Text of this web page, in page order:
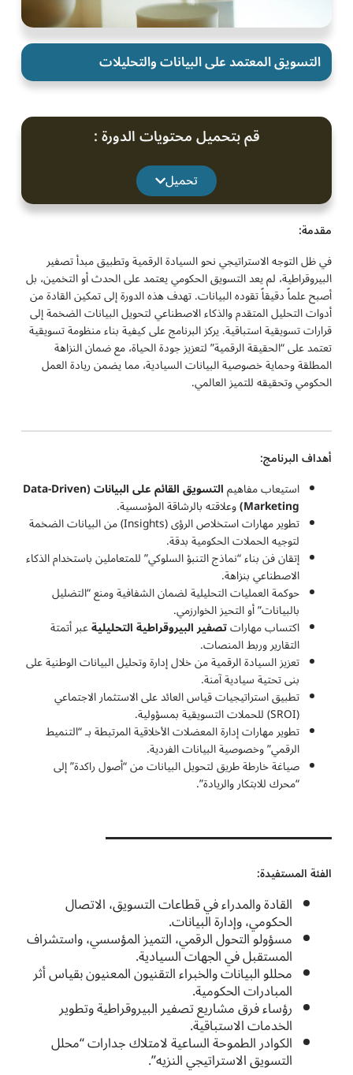
التسويق المعتمد على البيانات والتحليلات
قم بتحميل محتويات الدورة :
تحميل
مقدمة:
في ظل التوجه الاستراتيجي نحو السيادة الرقمية وتطبيق مبدأ تصفير
البيروقراطية، لم يعد التسويق الحكومي يعتمد على الحدث أو التخمين، بل
أصبح علماً دقيقاً تقوده البيانات. تهدف هذه الدورة إلى تمكين القادة من
أدوات التحليل المتقدم والذكاء الاصطناعي لتحويل البيانات الضخمة إلى
قرارات تسويقية استباقية. يركز البرنامج على كيفية بناء منظومة تسويقية
تعتمد على “الحقيقة الرقمية” لتعزيز جودة الحياة، مع ضمان النزاهة
المطلقة وحماية خصوصية البيانات السيادية، مما يضمن ريادة العمل
الحكومي وتحقيقه للتميز العالمي.
أهداف البرنامج:
استيعاب مفاهيمالتسويق القائم على البيانات (Data-Driven
Marketing) وعلاقته بالرشاقة المؤسسية.
تطوير مهارات استخلاص الرؤى (Insights) من البيانات الضخمة
لتوجيه الحملات الحكومية بدقة.
إتقان فن بناء “نماذج التنبؤ السلوكي” للمتعاملين باستخدام الذكاء
الاصطناعي بنزاهة.
حوكمة العمليات التحليلية لضمان الشفافية ومنع “التضليل
بالبيانات” أو التحيز الخوارزمي.
اكتساب مهاراتتصفير البيروقراطية التحليليةعبر أتمتة
التقارير وربط المنصات.
تعزيز السيادة الرقمية من خلال إدارة وتحليل البيانات الوطنية على
بنى تحتية سيادية آمنة.
تطبيق استراتيجيات قياس العائد على الاستثمار الاجتماعي
(SROI) للحملات التسويقية بمسؤولية.
تطوير مهارات إدارة المعضلات الأخلاقية المرتبطة بـ “التنميط
الرقمي” وخصوصية البيانات الفردية.
صياغة خارطة طريق لتحويل البيانات من “أصول راكدة” إلى
“محرك للابتكار والريادة”.
الفئة المستفيدة:
القادة والمدراء في قطاعات التسويق، الاتصال
الحكومي، وإدارة البيانات.
مسؤولو التحول الرقمي، التميز المؤسسي، واستشراف
المستقبل في الجهات السيادية.
محللو البيانات والخبراء التقنيون المعنيون بقياس أثر
المبادرات الحكومية.
رؤساء فرق مشاريع تصفير البيروقراطية وتطوير
الخدمات الاستباقية.
الكوادر الطموحة الساعية لامتلاك جدارات “محلل
التسويق الاستراتيجي النزيه”.